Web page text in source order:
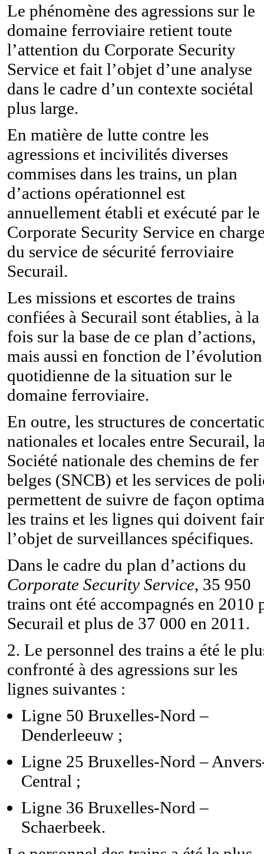
Le phénomène des agressions sur le
domaine ferroviaire retient toute
l’attention du Corporate Security
Service et fait l’objet d’une analyse
dans le cadre d’un contexte sociétal
plus large.
En matière de lutte contre les
agressions et incivilités diverses
commises dans les trains, un plan
d’actions opérationnel est
annuellement établi et exécuté par le
Corporate Security Service en
du service de sécurité ferroviaire
Securail.
Les missions et escortes de trains
confiées à Securail sont établies, à la
fois sur la base de ce plan d’actions,
mais aussi en fonction de l’évolution
quotidienne de la situation sur le
domaine ferroviaire.
En outre, les structures de
nationales et locales entre Securail,
Société nationale des chemins de fer
belges (SNCB) et les services de
permettent de suivre de façon
les trains et les lignes qui doivent
l’objet de surveillances spécifiques.
Dans le cadre du plan d’actions du
Corporate Security Service, 35 950
trains ont été accompagnés en 2010
Securail et plus de 37 000 en 2011.
2. Le personnel des trains a été le
confronté à des agressions sur les
lignes suivantes :
Ligne 50 Bruxelles-Nord –
Denderleeuw ;
Ligne 25 Bruxelles-Nord –
Central ;
Ligne 36 Bruxelles-Nord –
Schaerbeek.